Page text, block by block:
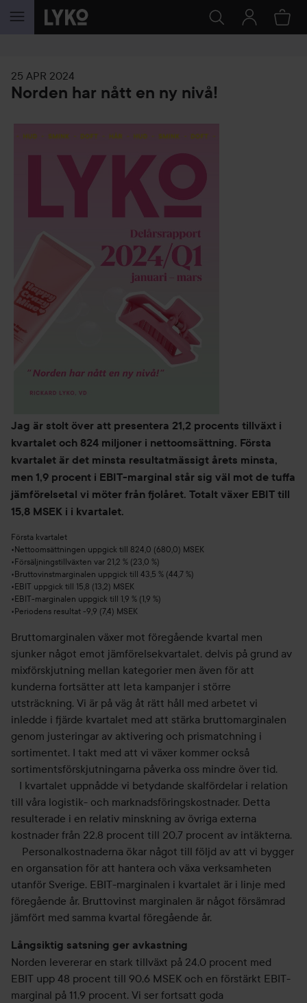
HOPPA TILL INNEHÅLLET
25 APR 2024
Norden har nått en ny nivå!
Jag är stolt över att presentera 21,2 procents tillväxt i
kvartalet och 824 miljoner i nettoomsättning. Första
kvartalet är det minsta resultatmässigt årets minsta,
men 1,9 procent i EBIT-marginal står sig väl mot de tuffa
jämförelsetal vi möter från fjolåret. Totalt växer EBIT till
15,8 MSEK i i kvartalet.
Första kvartalet
•Nettoomsättningen uppgick till 824,0 (680,0) MSEK
•Försäljningstillväxten var 21,2 % (23,0 %)
•Bruttovinstmarginalen uppgick till 43,5 % (44,7 %)
•EBIT uppgick till 15,8 (13,2) MSEK
•EBIT-marginalen uppgick till 1,9 % (1,9 %)
•Periodens resultat -9,9 (7,4) MSEK
Bruttomarginalen växer mot föregående kvartal men
sjunker något emot jämförelsekvartalet, delvis på grund av
mixförskjutning mellan kategorier men även för att
kunderna fortsätter att leta kampanjer i större
utsträckning. Vi är på väg åt rätt håll med arbetet vi
inledde i fjärde kvartalet med att stärka bruttomarginalen
genom justeringar av aktivering och prismatchning i
sortimentet. I takt med att vi växer kommer också
sortimentsförskjutningarna påverka oss mindre över tid.
I kvartalet uppnådde vi betydande skalfördelar i relation
till våra logistik- och marknadsföringskostnader. Detta
resulterade i en relativ minskning av övriga externa
kostnader från 22,8 procent till 20,7 procent av intäkterna.
Personalkostnaderna ökar något till följd av att vi bygger
en organsation för att hantera och växa verksamheten
utanför Sverige. EBIT-marginalen i kvartalet är i linje med
föregående år. Bruttovinst marginalen är något försämrad
jämfört med samma kvartal föregående år.
Långsiktig satsning ger avkastning
Norden levererar en stark tillväxt på 24,0 procent med
EBIT upp 48 procent till 90,6 MSEK och en förstärkt EBIT-
marginal på 11,9 procent. Vi ser fortsatt goda